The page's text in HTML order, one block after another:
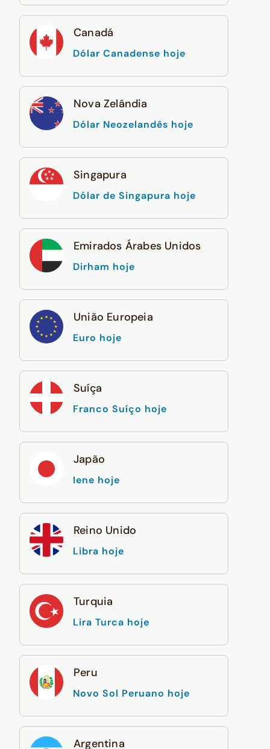
Canadá
Dólar Canadense hoje
Nova Zelândia
Dólar Neozelandês hoje
Singapura
Dólar de Singapura hoje
Emirados Árabes Unidos
Dirham hoje
União Europeia
Euro hoje
Suíça
Franco Suíço hoje
Japão
Iene hoje
Reino Unido
Libra hoje
Turquia
Lira Turca hoje
Peru
Novo Sol Peruano hoje
Argentina